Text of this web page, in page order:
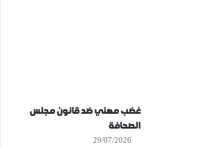
غضب مهني ضد قانون مجلس
الصحافة
29/07/2026